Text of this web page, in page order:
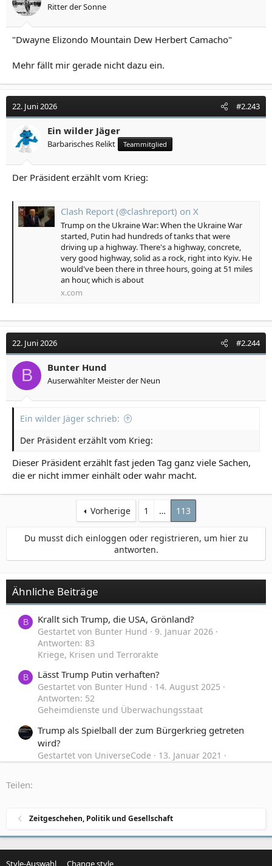
Ritter der Sonne
"Dwayne Elizondo Mountain Dew Herbert Camacho"
Mehr fällt mir gerade nicht dazu ein.
22. Juni 2026 #2.243
Ein wilder Jäger
Barbarisches Relikt Teammitglied
Der Präsident erzählt vom Krieg:
Clash Report (@clashreport) on X
Trump on the Ukraine War: When the Ukraine War
started, Putin had hundreds of tanks that were
driving up a highway. There's a highway, concrete,
very good highway, solid as a rock, right into Kyiv. He
would've been there in three hours, going at 51 miles
an hour, which is about
x.com
22. Juni 2026 #2.244
B Bunter Hund
Auserwählter Meister der Neun
Ein wilder Jäger schrieb:
Der Präsident erzählt vom Krieg:
Dieser Präsident erzählt fast jeden Tag ganz viele Sachen,
die er nicht immer einhält oder wahr macht.
Vorherige 1 … 113
Du musst dich einloggen oder registrieren, um hier zu
antworten.
Ähnliche Beiträge
B Krallt sich Trump, die USA, Grönland?
Gestartet von Bunter Hund
9. Januar 2026
Antworten: 83
Kriege, Krisen und Terrorakte
B Lässt Trump Putin verhaften?
Gestartet von Bunter Hund
14. August 2025
Antworten: 52
Geheimdienste und Überwachungsstaat
Trump als Spielball der zum Bürgerkrieg getreten
wird?
Gestartet von UniverseCode
13. Januar 2021
Gestartet von die Kriegerin
31. Dezember 2019
Antworten: 4
Teilen:
Zeitgeschehen, Politik und Gesellschaft
Style-Auswahl Change style